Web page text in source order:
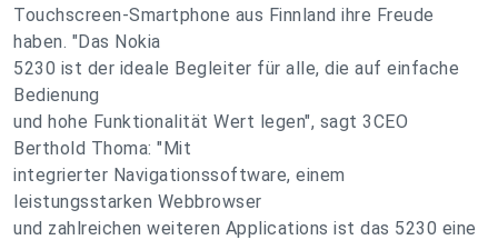
Touchscreen-Smartphone aus Finnland ihre Freude
haben. "Das Nokia
5230 ist der ideale Begleiter für alle, die auf einfache
Bedienung
und hohe Funktionalität Wert legen", sagt 3CEO
Berthold Thoma: "Mit
integrierter Navigationssoftware, einem
leistungsstarken Webbrowser
und zahlreichen weiteren Applications ist das 5230 eine